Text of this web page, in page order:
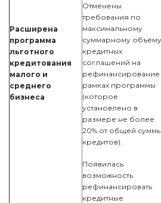
Расширена
программа
льготного
кредитования
малого и
среднего
бизнеса
Отменены
требования по
максимальному
суммарному объёму
кредитных
соглашений на
рефинансирование
рамках программы
(которое
установлено в
размере не более
20% от общей суммы
кредитов).
Появилась
возможность
рефинансировать
кредитные